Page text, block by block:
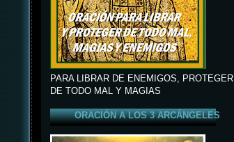
PARA LIBRAR DE ENEMIGOS, PROTEGER
DE TODO MAL Y MAGIAS
ORACIÓN A LOS 3 ARCÁNGELES